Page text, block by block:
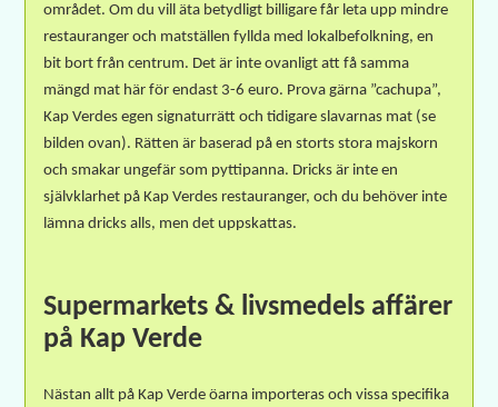
området.Om du vill äta betydligt billigare får leta upp mindre
restauranger och matställen fyllda med lokalbefolkning, en
bit bort från centrum. Det är inte ovanligt att få samma
mängd mat här för endast 3-6 euro. Prova gärna ”cachupa”,
Kap Verdes egen signaturrätt och tidigare slavarnas mat (se
bilden ovan). Rätten är baserad på en storts stora majskorn
och smakar ungefär som pyttipanna. Dricks är inte en
självklarhet på Kap Verdes restauranger, och du behöver inte
lämna dricks alls, men det uppskattas.
Supermarkets & livsmedels affärer
på Kap Verde
Nästan allt på Kap Verde öarna importeras och vissa specifika